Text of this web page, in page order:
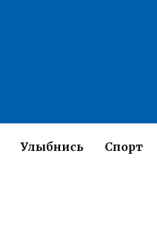
Улыбнись Спорт